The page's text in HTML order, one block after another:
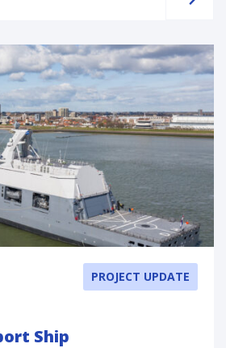
PROJECT UPDATE
Ship